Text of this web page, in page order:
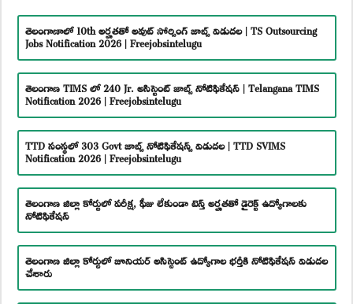
తెలంగాణాలో 10th అర్హతతో అవుట్ సోర్సింగ్ జాబ్స్ విడుదల | TS Outsourcing
Jobs Notification 2026 | Freejobsintelugu
తెలంగాణ TIMS లో 240 Jr. అసిస్టెంట్ జాబ్స్ నోటిఫికేషన్ | Telangana TIMS
Notification 2026 | Freejobsintelugu
TTD సంస్థలో 303 Govt జాబ్స్ నోటిఫికేషన్స్ విడుదల | TTD SVIMS
Notification 2026 | Freejobsintelugu
తెలంగాణ జిల్లా కోర్టులో పరీక్ష, ఫీజు లేకుండా టెన్త్ అర్హతతో డైరెక్ట్ ఉద్యోగాలకు
నోటిఫికేషన్
తెలంగాణ జిల్లా కోర్టులో జూనియర్ అసిస్టెంట్ ఉద్యోగాల భర్తీకి నోటిఫికేషన్ విడుదల
చేశారు